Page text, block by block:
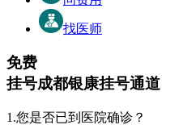
找医师
免费
挂号成都银康挂号通道
1.您是否已到医院确诊？